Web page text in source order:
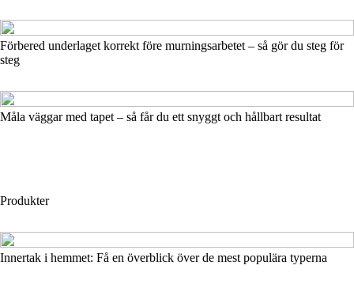
Förbered underlaget korrekt före murningsarbetet – så gör du steg för
steg
Måla väggar med tapet – så får du ett snyggt och hållbart resultat
Produkter
Innertak i hemmet: Få en överblick över de mest populära typerna